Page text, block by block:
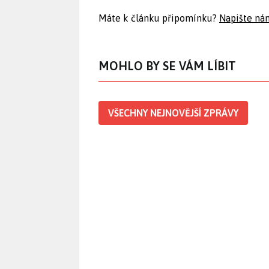
Máte k článku připomínku? Napište
MOHLO BY SE VÁM LÍBIT
VŠECHNY NEJNOVĚJŠÍ ZPRÁVY